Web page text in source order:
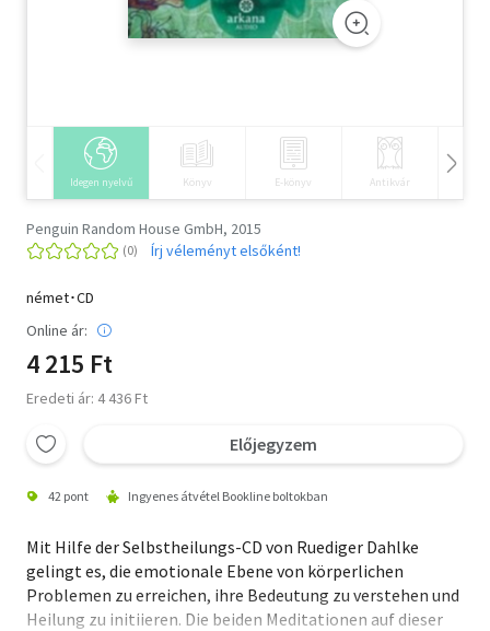
Tankönyv, segédkönyv
Történelem
Vallás
Idegen nyelvű Könyv E-könyv Antikvár
Penguin Random House GmbH, 2015
Írj véleményt elsőként!
német･CD
Online ár:
4 215 Ft
Eredeti ár: 4 436 Ft
Előjegyzem
42 pont Ingyenes átvétel Bookline boltokban
Mit Hilfe der Selbstheilungs-CD von Ruediger Dahlke
gelingt es, die emotionale Ebene von körperlichen
Problemen zu erreichen, ihre Bedeutung zu verstehen und
Heilung zu initiieren. Die beiden Meditationen auf dieser